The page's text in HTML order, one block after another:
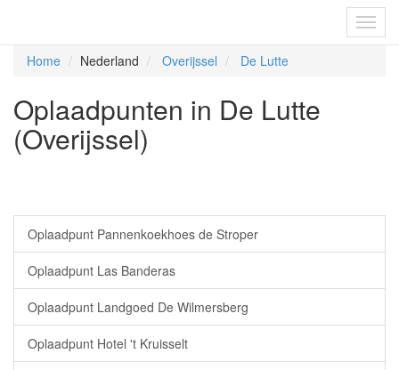
Home Nederland Overijssel De Lutte
Oplaadpunten in De Lutte
(Overijssel)
Oplaadpunt Pannenkoekhoes de Stroper
Oplaadpunt Las Banderas
Oplaadpunt Landgoed De Wilmersberg
Oplaadpunt Hotel 't Kruisselt